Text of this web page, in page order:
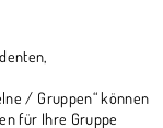
/ Gruppen“ können
für Ihre Gruppe